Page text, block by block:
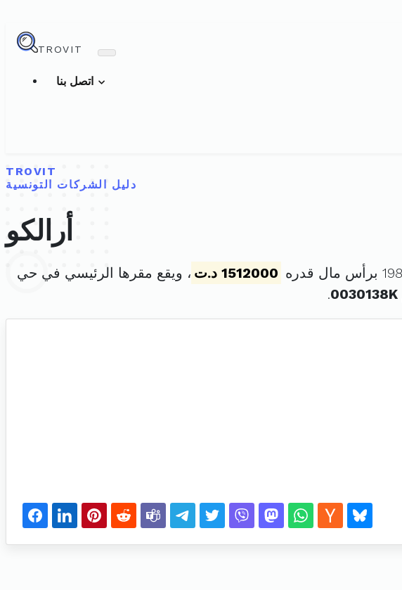
TROVIT
TROVIT
دليل الشركات التونسية
أرالكو
1512000 د.ت
، ويقع مقرها الرئيسي في حي
0030138K
.